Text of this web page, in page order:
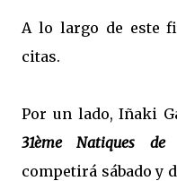
A lo largo de este
citas.
Por un lado, Iñaki
31ème Natiques de
competirá sábado y